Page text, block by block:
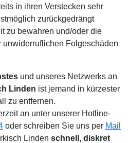
in ihren Verstecken sehr
zurückgedrängt
zu bewahren und/oder die
unwiderruflichen Folgeschäden
und unseres Netzwerks an
Linden ist jemand in kürzester
zu entfernen.
an unter unserer Hotline-
oder schreiben Sie uns per Mail
Linden schnell, diskret